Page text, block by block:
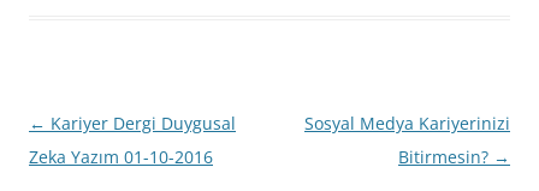
özelliklerine bakmadan
eliyoruz…
Yazı
dolaşımı
← Kariyer Dergi Duygusal
Zeka Yazım 01-10-2016
Sosyal Medya Kariyerinizi
Bitirmesin? →